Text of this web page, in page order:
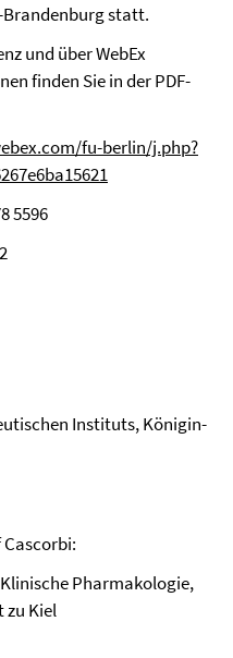
Brandenburg statt.
und über WebEx
finden Sie in der PDF-
fu-berlin/j.php?
5596
Instituts, Königin-
Cascorbi:
Pharmakologie,
zu Kiel